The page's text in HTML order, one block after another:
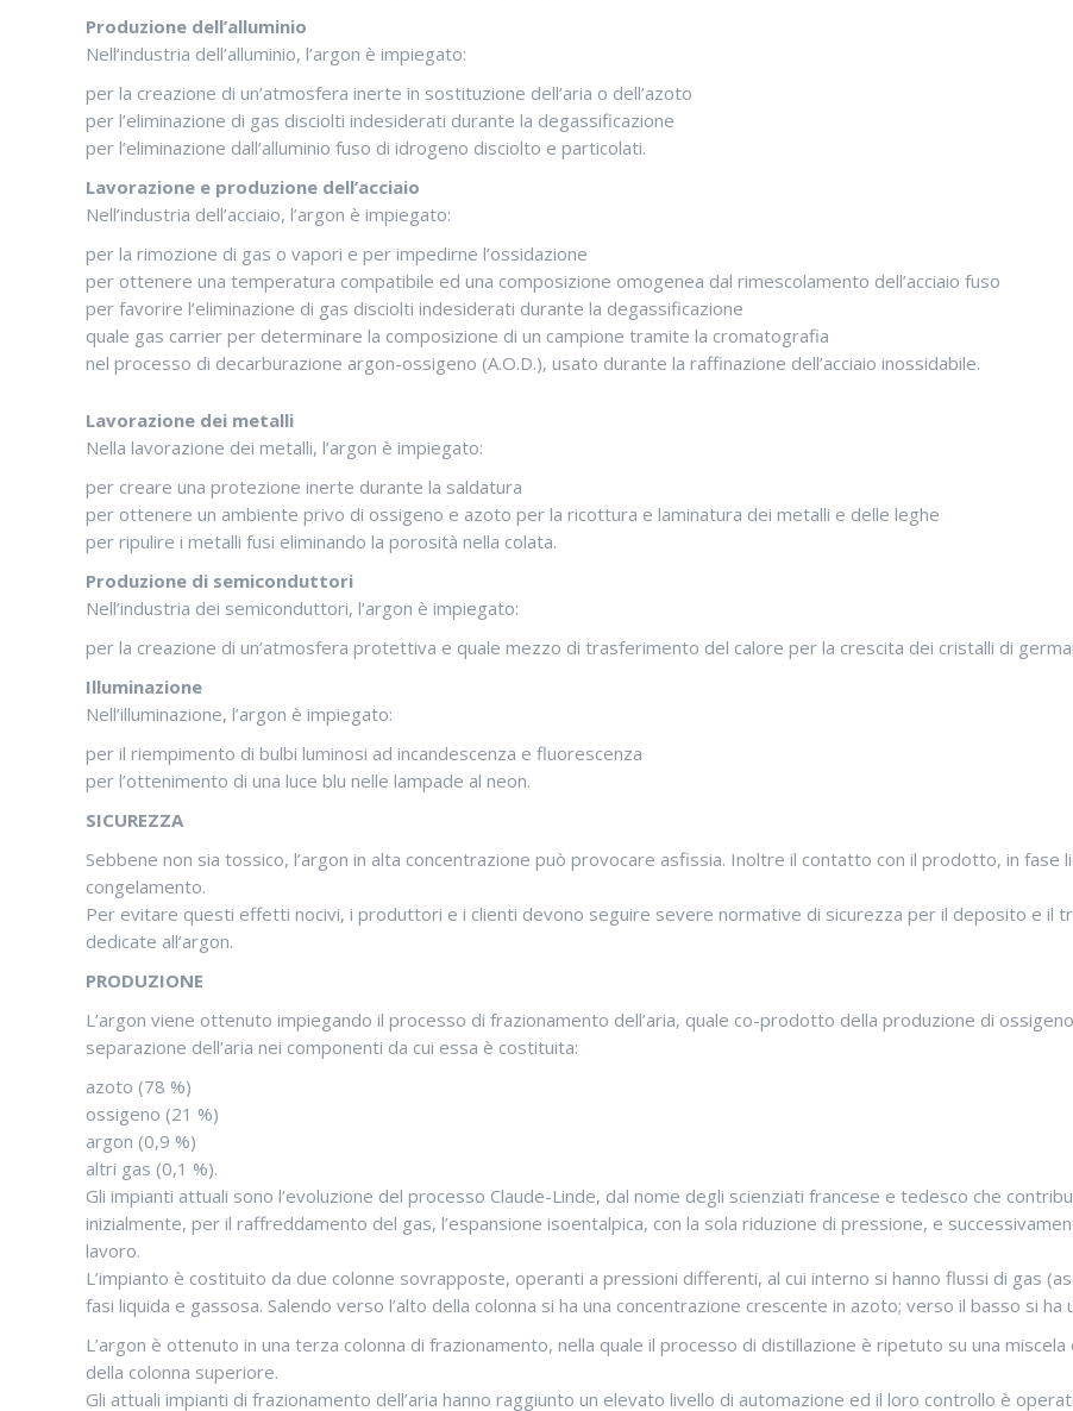
Produzione dell’alluminio
Nell’industria dell’alluminio, l’argon è impiegato:
per la creazione di un’atmosfera inerte in sostituzione dell’aria o dell’azoto
per l’eliminazione di gas disciolti indesiderati durante la degassificazione
per l’eliminazione dall’alluminio fuso di idrogeno disciolto e particolati.
Lavorazione e produzione dell’acciaio
Nell’industria dell’acciaio, l’argon è impiegato:
per la rimozione di gas o vapori e per impedirne l’ossidazione
per ottenere una temperatura compatibile ed una composizione omogenea dal rimescolamento dell’acciaio fuso
per favorire l’eliminazione di gas disciolti indesiderati durante la degassificazione
quale gas carrier per determinare la composizione di un campione tramite la cromatografia
nel processo di decarburazione argon-ossigeno (A.O.D.), usato durante la raffinazione dell’acciaio inossidabile.
Lavorazione dei metalli
Nella lavorazione dei metalli, l’argon è impiegato:
per creare una protezione inerte durante la saldatura
per ottenere un ambiente privo di ossigeno e azoto per la ricottura e laminatura dei metalli e delle leghe
per ripulire i metalli fusi eliminando la porosità nella colata.
Produzione di semiconduttori
Nell’industria dei semiconduttori, l’argon è impiegato:
per la creazione di un’atmosfera protettiva e quale mezzo di trasferimento del calore per la crescita dei cristalli di
Illuminazione
Nell’illuminazione, l’argon è impiegato:
per il riempimento di bulbi luminosi ad incandescenza e fluorescenza
per l’ottenimento di una luce blu nelle lampade al neon.
SICUREZZA
Sebbene non sia tossico, l’argon in alta concentrazione può provocare asfissia. Inoltre il contatto con il prodotto, in
congelamento.
Per evitare questi effetti nocivi, i produttori e i clienti devono seguire severe normative di sicurezza per il deposito e il
dedicate all’argon.
PRODUZIONE
L’argon viene ottenuto impiegando il processo di frazionamento dell’aria, quale co-prodotto della produzione di
separazione dell’aria nei componenti da cui essa è costituita:
azoto (78 %)
ossigeno (21 %)
argon (0,9 %)
altri gas (0,1 %).
Gli impianti attuali sono l’evoluzione del processo Claude-Linde, dal nome degli scienziati francese e tedesco che
inizialmente, per il raffreddamento del gas, l’espansione isoentalpica, con la sola riduzione di pressione, e
lavoro.
L’impianto è costituito da due colonne sovrapposte, operanti a pressioni differenti, al cui interno si hanno flussi di gas
fasi liquida e gassosa. Salendo verso l’alto della colonna si ha una concentrazione crescente in azoto; verso il basso si
L’argon è ottenuto in una terza colonna di frazionamento, nella quale il processo di distillazione è ripetuto su una
della colonna superiore.
Gli attuali impianti di frazionamento dell’aria hanno raggiunto un elevato livello di automazione ed il loro controllo è